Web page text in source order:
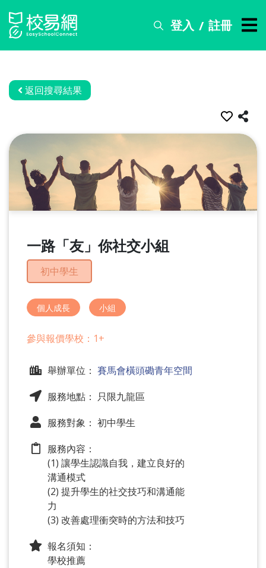
登入 / 註冊
搜
務
資
我
返回搜尋結果
一路「友」你社交小組
初中學生
個人成長 小組
參與報價學校：1+
舉辦單位： 賽馬會橫頭磡青年空間
服務地點： 只限九龍區
服務對象： 初中學生
服務內容：
(1) 讓學生認識自我，建立良好的
溝通模式
(2) 提升學生的社交技巧和溝通能
力
(3) 改善處理衝突時的方法和技巧
報名須知：
學校推薦